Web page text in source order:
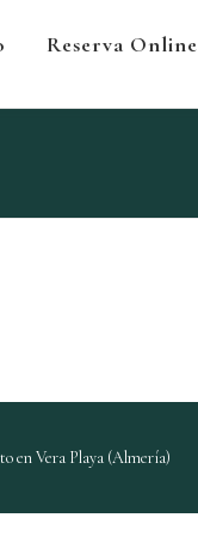
Reserva Online
en Vera Playa (Almería)